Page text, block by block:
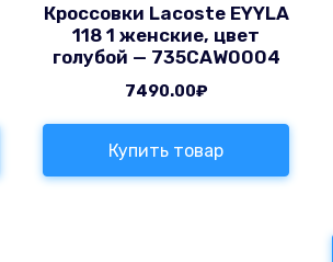
Кроссовки Lacoste EYYLA
118 1 женские, цвет
голубой — 735CAW0004
7490.00₽
Купить товар